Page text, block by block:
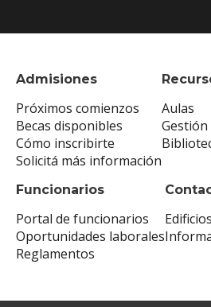
Admisiones
Próximos comienzos
Becas disponibles
Cómo inscribirte
Solicitá más información
Aulas
Gestión
Funcionarios
Portal de funcionarios
Oportunidades laborales
Reglamentos